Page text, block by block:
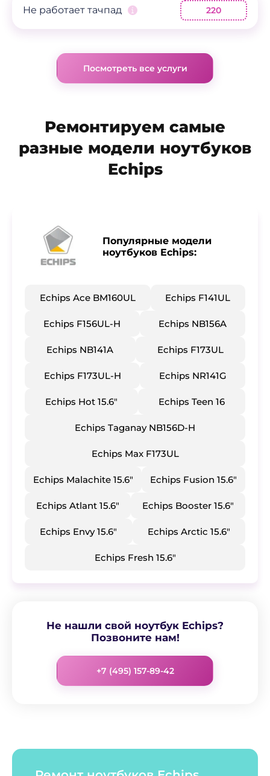
Не работает тачпад 220
Посмотреть все услуги
Ремонтируем самые
разные модели ноутбуков
Echips
Популярные модели
ноутбуков Echips:
Echips Ace BM160UL ​Echips F141UL
​Echips F156UL-H ​Echips NB156A
​Echips NB141A ​Echips F173UL
​Echips F173UL-H ​Echips NR141G
​Echips Hot 15.6" ​Echips Teen 16
​Echips Taganay NB156D-H
​Echips Max F173UL
​Echips Malachite 15.6" ​Echips Fusion 15.6"
​Echips Atlant 15.6" ​Echips Booster 15.6"
​Echips Envy 15.6" ​Echips Arctic 15.6"
​​Echips Fresh 15.6"
Не нашли свой ноутбук Echips?
Позвоните нам!
+7 (495) 157-89-42